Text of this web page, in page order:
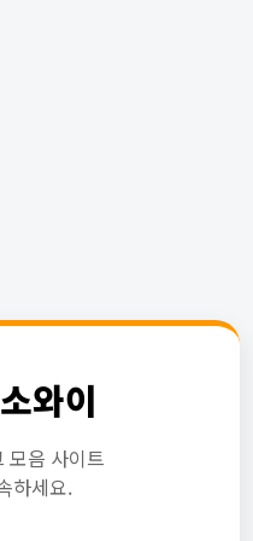
와이
모음 사이트
하세요.